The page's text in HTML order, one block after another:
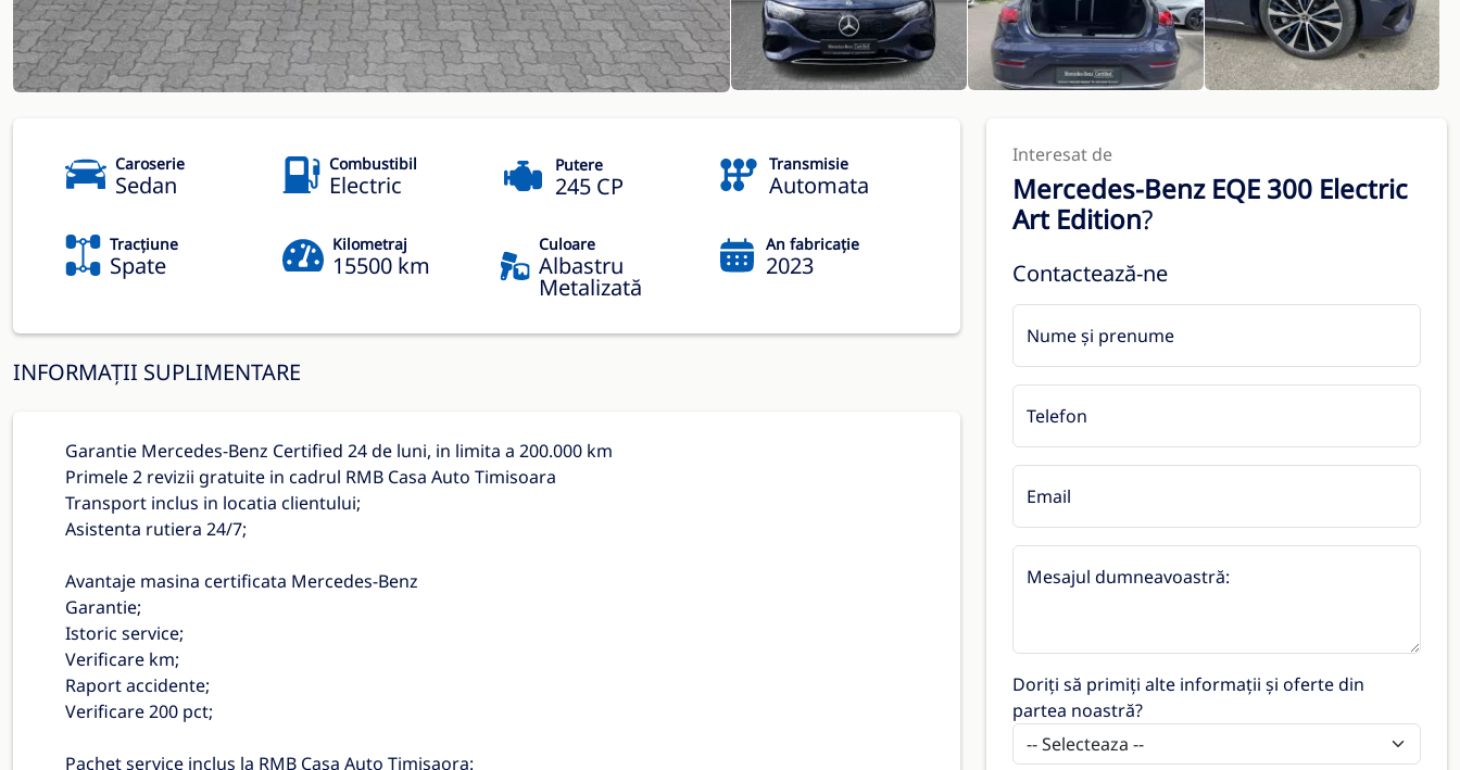
Caroserie
Sedan
Combustibil
Electric
Putere
245 CP
Transmisie
Automata
Tracțiune
Spate
Kilometraj
15500 km
Culoare
Albastru
Metalizată
An fabricație
2023
INFORMAȚII SUPLIMENTARE
Garantie Mercedes-Benz Certified 24 de luni, in limita a 200.000 km
Primele 2 revizii gratuite in cadrul RMB Casa Auto Timisoara
Transport inclus in locatia clientului;
Asistenta rutiera 24/7;
Avantaje masina certificata Mercedes-Benz
Garantie;
Istoric service;
Verificare km;
Raport accidente;
Verificare 200 pct;
Pachet service inclus la RMB Casa Auto Timisaora:
Interesat de
Mercedes-Benz EQE 300 Electric
Art Edition?
Contactează-ne
Nume și prenume
Telefon
Email
Mesajul dumneavoastră:
Doriți să primiți alte informații și oferte din
partea noastră?